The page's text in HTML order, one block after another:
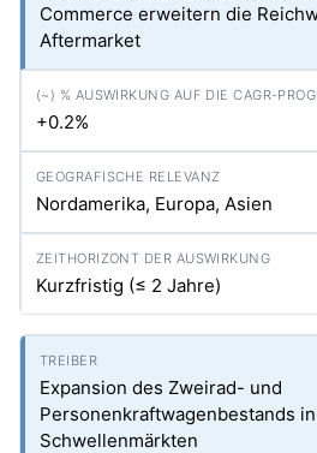
Commerce erweitern die
Aftermarket
+0.2%
Nordamerika, Europa, Asien
Kurzfristig (≤ 2 Jahre)
Expansion des Zweirad- und
Personenkraftwagenbestands in
Schwellenmärkten